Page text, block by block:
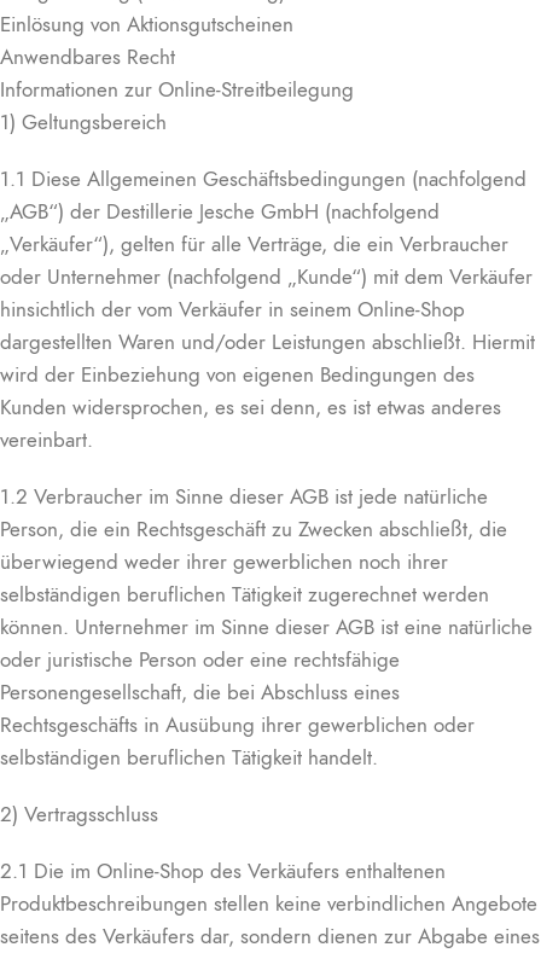
Einlösung von Aktionsgutscheinen
Anwendbares Recht
Informationen zur Online-Streitbeilegung
1) Geltungsbereich
1.1 Diese Allgemeinen Geschäftsbedingungen (nachfolgend
„AGB“) der Destillerie Jesche GmbH (nachfolgend
„Verkäufer“), gelten für alle Verträge, die ein Verbraucher
oder Unternehmer (nachfolgend „Kunde“) mit dem Verkäufer
hinsichtlich der vom Verkäufer in seinem Online-Shop
dargestellten Waren und/oder Leistungen abschließt. Hiermit
wird der Einbeziehung von eigenen Bedingungen des
Kunden widersprochen, es sei denn, es ist etwas anderes
vereinbart.
1.2 Verbraucher im Sinne dieser AGB ist jede natürliche
Person, die ein Rechtsgeschäft zu Zwecken abschließt, die
überwiegend weder ihrer gewerblichen noch ihrer
selbständigen beruflichen Tätigkeit zugerechnet werden
können. Unternehmer im Sinne dieser AGB ist eine natürliche
oder juristische Person oder eine rechtsfähige
Personengesellschaft, die bei Abschluss eines
Rechtsgeschäfts in Ausübung ihrer gewerblichen oder
selbständigen beruflichen Tätigkeit handelt.
2) Vertragsschluss
2.1 Die im Online-Shop des Verkäufers enthaltenen
Produktbeschreibungen stellen keine verbindlichen Angebote
seitens des Verkäufers dar, sondern dienen zur Abgabe eines